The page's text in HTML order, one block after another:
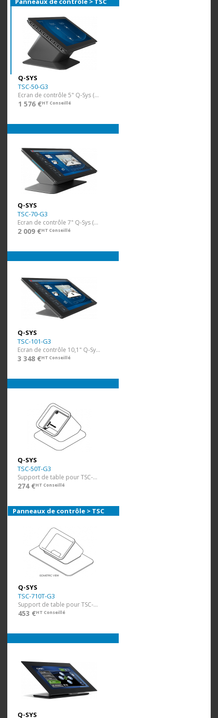
Q-SYS
TSC-50-G3
Ecran de contrôle 5" Q-Sys (POE) mural
1 576 €HT Conseillé
Q-SYS
TSC-70-G3
Ecran de contrôle 7" Q-Sys (POE) mural
2 009 €HT Conseillé
Q-SYS
TSC-101-G3
Ecran de contrôle 10,1" Q-Sys (POE) mural
3 348 €HT Conseillé
Q-SYS
TSC-50T-G3
Support de table pour TSC-50-G3
274 €HT Conseillé
Panneaux de contrôle > TSC
Q-SYS
TSC-710T-G3
Support de table pour TSC-70-G3 et TSC-101-G3
453 €HT Conseillé
Q-SYS